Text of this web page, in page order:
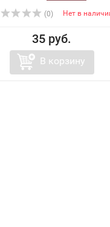
(0) Нет в
35 руб.
В корзину